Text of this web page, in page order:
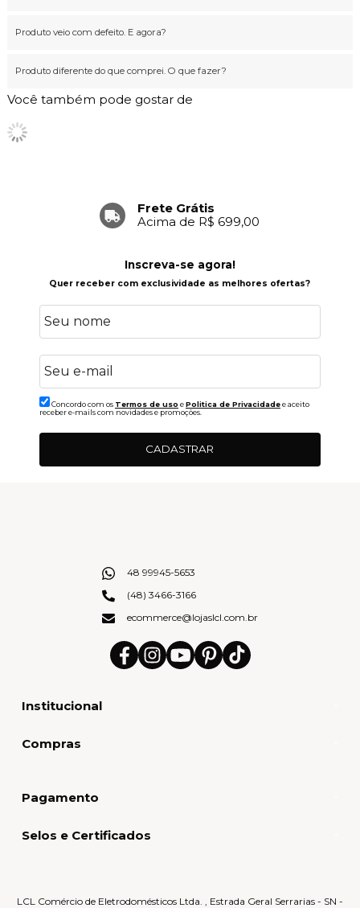
Produto veio com defeito. E agora?
Produto diferente do que comprei. O que fazer?
Você também pode gostar de
Frete Grátis
Acima de R$ 699,00
Inscreva-se agora!
Quer receber com exclusividade as melhores ofertas?
Concordo com os Termos de uso ePolitica de Privacidadee aceito
receber e-mails com novidades e promoções.
CADASTRAR
Institucional
Compras
48 99945-5653
(48) 3466-3166
ecommerce@lojaslcl.com.br
Pagamento
Selos e Certificados
LCL Comércio de Eletrodomésticos Ltda. , Estrada Geral Serrarias - SN -